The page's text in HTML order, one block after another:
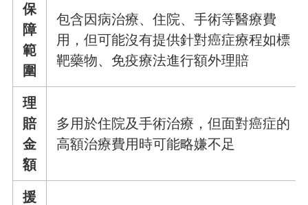
保
障
範
圍
包含因病治療、住院、手術等醫療費
用，但可能沒有提供針對癌症療程如標
靶藥物、免疫療法進行額外理賠
理
賠
金
額
多用於住院及手術治療，但面對癌症的
高額治療費用時可能略嫌不足
援